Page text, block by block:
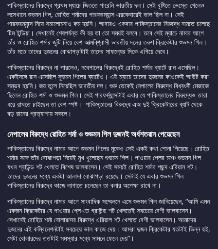
পাকিস্তানের বিরুদ্ধে প্রখম ম্যাচে জিততে পারেনি ভারতীয় দল। সেই বৃষ্টিতে ভেস্তে গেলেও
লসেখানে শুভমন গিল, রোহিত শর্মাদের পারফরম্যান্স এরকেবারেই ভাল ছিল না। সেই
পারফরম্যান্স নিয়ে সমালোচনাও কম হয়নি। আবারও একবার পাকিস্তানের বিরুদ্ধে নামতে চলেছে
টিম ইন্ডিয়া। সেখানেই শেষপর্যন্ত কী হয় তা তো সময়ই বলবে। তবে সেই ম্যাচে নামার আগে
তাঁর ও রোহিত শর্মার জুটি নিয়ে বেশ আত্মবি্শ্বাসী ভারতীয় দলের তরুণ ক্রিকেটার শুভমন গিল।
তাঁর মতে তাদের দুজনের বোঝাপড়াটাই তাদের সাফল্যের দিকে এগিয়ে দেবে।
পাকিস্তানের বিরুদ্ধে না পারলেও, নবেপালের বিরুদ্ধেই রোহিত শর্মার ব্যাটে রান এসেছিল।
একইসঙ্গে রান এসেছিল সুভমন গিলের ব্যাটেও। এই ম্যাচে তাদের দুজনের কাওকেই আউট করা
সম্ভব হয়নি। জয় তুলে নিয়েছিল ভারতীয় দল। শুরু তেকেই নেপালের বিরুদ্ধে বিধ্বংসী মেজাজে
ছিলেন রোহিত শর্মা ও শুভমন গিল। সেই পারফর্ম্যান্সটাই এবার যে পাকিস্তানের বিরুদ্ধেও তারা
ধরে রাখতে চাইছেন তা বেশ স্পষ্ট। পাকিস্তানের বিরুদ্ধে এঅ দুই ক্রিকেটারের ব্যাট থেকে
বড় রানের প্রত্যাশায় সকলে।
নেপালের বিরুদ্ধে রোহিত শর্মা ও শুভমন গিল দুজনই অর্ধশতরান পেয়েছেন
পাকিস্তানের বিরুদ্ধে নামার আগে শুভমন গিলের মুকেও সেই একই কথা শোনা গিয়েছে। রোহিত
শর্মার সঙ্গে তাঁর বোঝাপড়া নিয়েই মুখ খুলেছেন শুভমন গিল। পাওয়ার প্লের মঞ্চে শুভমন গিল
যখন গ্রাউন্ড শট খেলতে বিশেষ ভালবাসেন। সেই সময়ই রোহিত শর্মার পছন্দ এরিয়ান শট।
তাদের দুজনের মধ্যে একটা আলাদা বোঝাপড়া রয়েছে। সেটাই যে এবার শুভমন গিল
পাকিস্তানের বিরুদ্ধে কাজে লাগাতে চলেছেন তা বলার অপেক্ষা রাখে না।
পাকিস্তানের বিরুদ্ধে নামার আগে সাংবাদিক সম্মেলনে এসে শুভমন গিল জানিয়েছেন, “আমি এমন
একজন ক্রিকেটার যে পাওয়ার প্লে-তে গ্রাউন্ড শট খেলতেই সবচেয়ে বেশী ভালবাসেন।
সেখানেই রোহিত শর্মা বোলারদের বিরুদ্ধে এরিয়াল শট খেলতে বেশী ভালবাসেন। আমাদের
দুজনের এই কম্বিনেশনটাই সবচেয়ে ভাল কাজে দেয়। আমরা দুজন ক্রিকেটার যতটাই ভিন্ন হই,
সেটা বোলারদের ততটাই সমস্যার মধ্যে সামনে ফেলে দেয়”।